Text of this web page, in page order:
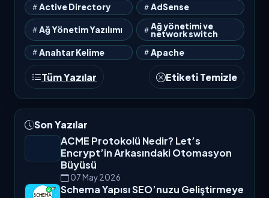
Active Directory
AdSense
Ağ Yönetim Yazılımı Ağ yönetimi ve
network switch
Anahtar Kelime
Apache
Tüm Yazılar Etiketi Temizle
Son Yazılar
ACME Protokolü Nedir? Let’s
Encrypt’in Arkasındaki Otomasyon
Büyüsü
07 May 2026
Schema Yapısı SEO’nuzu Geliştirmeye